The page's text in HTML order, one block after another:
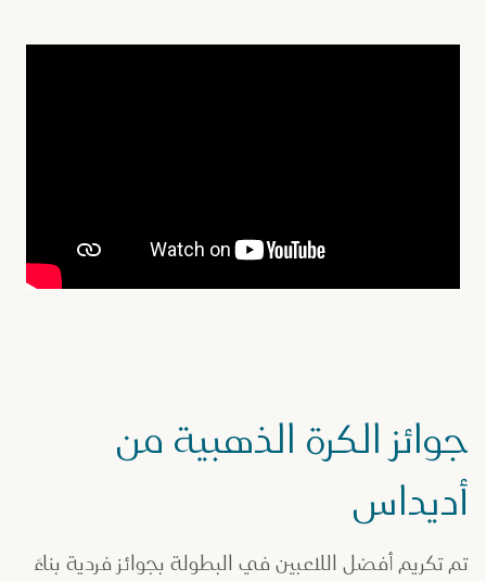
جوائز الكرة الذهبية من
أديداس
تم تكريم أفضل اللاعبين في البطولة بجوائز فردية بناءً